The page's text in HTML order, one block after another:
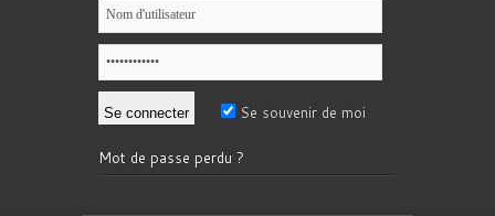
Se souvenir de moi
Mot de passe perdu ?